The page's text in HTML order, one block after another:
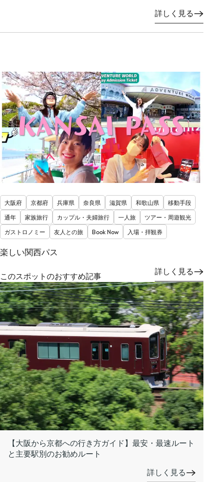
詳しく見る
大阪府 京都府 兵庫県 奈良県 滋賀県 和歌山県
移動手段
通年
家族旅行 カップル・夫婦旅行 一人旅
ツアー・周遊観光
ガストロノミー
友人との旅 Book Now 入場・拝観券
楽しい関西パス
詳しく見る
このスポットのおすすめ記事
【大阪から京都への行き方ガイド】最安・最速ルート
と主要駅別のお勧めルート
詳しく見る